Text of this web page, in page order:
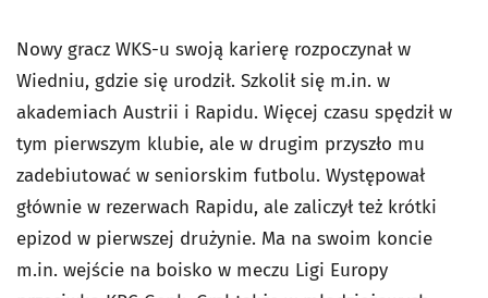
Nowy gracz WKS-u swoją karierę rozpoczynał w
Wiedniu, gdzie się urodził. Szkolił się m.in. w
akademiach Austrii i Rapidu. Więcej czasu spędził w
tym pierwszym klubie, ale w drugim przyszło mu
zadebiutować w seniorskim futbolu. Występował
głównie w rezerwach Rapidu, ale zaliczył też krótki
epizod w pierwszej drużynie. Ma na swoim koncie
m.in. wejście na boisko w meczu Ligi Europy